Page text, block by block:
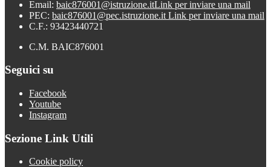
Email: baic876001@istruzione.itLink per inviare una mail
PEC: baic876001@pec.istruzione.it Link per inviare una mail
C.F.: 93423440721
C.M. BAIC876001
Seguici su
Facebook
Youtube
Instagram
Sezione Link Utili
Cookie policy